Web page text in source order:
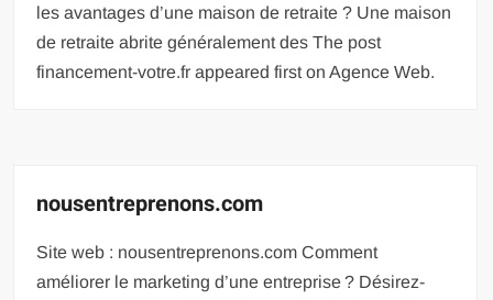
les avantages d’une maison de retraite ? Une maison
de retraite abrite généralement des The post
financement-votre.fr appeared first on Agence Web.
nousentreprenons.com
Site web : nousentreprenons.com Comment
améliorer le marketing d’une entreprise ? Désirez-